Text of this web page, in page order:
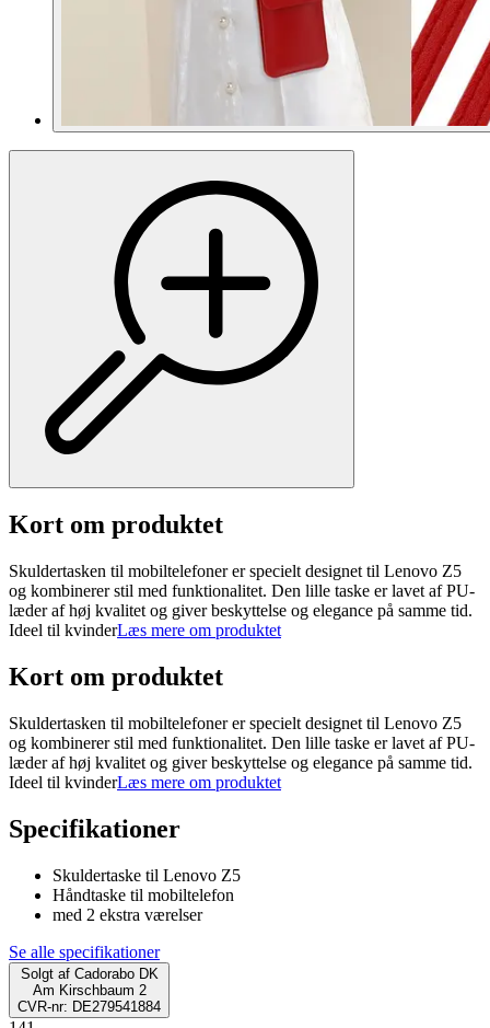
Kort om produktet
Skuldertasken til mobiltelefoner er specielt designet til Lenovo Z5
og kombinerer stil med funktionalitet. Den lille taske er lavet af PU-
læder af høj kvalitet og giver beskyttelse og elegance på samme tid.
Ideel til kvinderLæs mere om produktet
Kort om produktet
Skuldertasken til mobiltelefoner er specielt designet til Lenovo Z5
og kombinerer stil med funktionalitet. Den lille taske er lavet af PU-
læder af høj kvalitet og giver beskyttelse og elegance på samme tid.
Ideel til kvinderLæs mere om produktet
Specifikationer
Skuldertaske til Lenovo Z5
Håndtaske til mobiltelefon
med 2 ekstra værelser
Se alle specifikationer
Solgt af Cadorabo DK
Am Kirschbaum 2
CVR-nr: DE279541884